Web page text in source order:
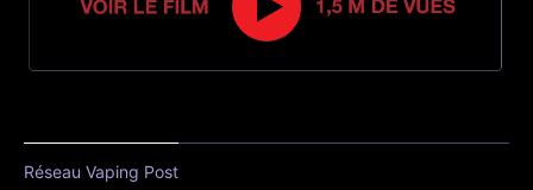
Réseau Vaping Post